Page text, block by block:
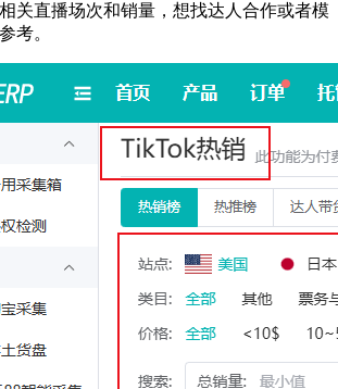
关直播场次和销量，想找达人合作或者模
考。